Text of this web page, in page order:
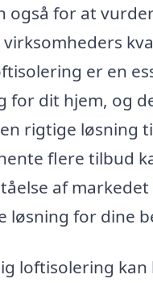
også for at
er en
for dit hjem, og
rigtige løsning
flere tilbud
af
løsning for dine
loftisolering